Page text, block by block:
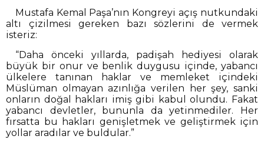
Mustafa Kemal Paşa’nın Kongreyi açış nutkundaki
altı çizilmesi gereken bazı sözlerini de vermek
isteriz:
“Daha önceki yıllarda, padişah hediyesi olarak
büyük bir onur ve benlik duygusu içinde, yabancı
ülkelere tanınan haklar ve memleket içindeki
Müslüman olmayan azınlığa verilen her şey, sanki
onların doğal hakları imiş gibi kabul olundu. Fakat
yabancı devletler, bununla da yetinmediler. Her
fırsatta bu hakları genişletmek ve geliştirmek için
yollar aradılar ve buldular.”